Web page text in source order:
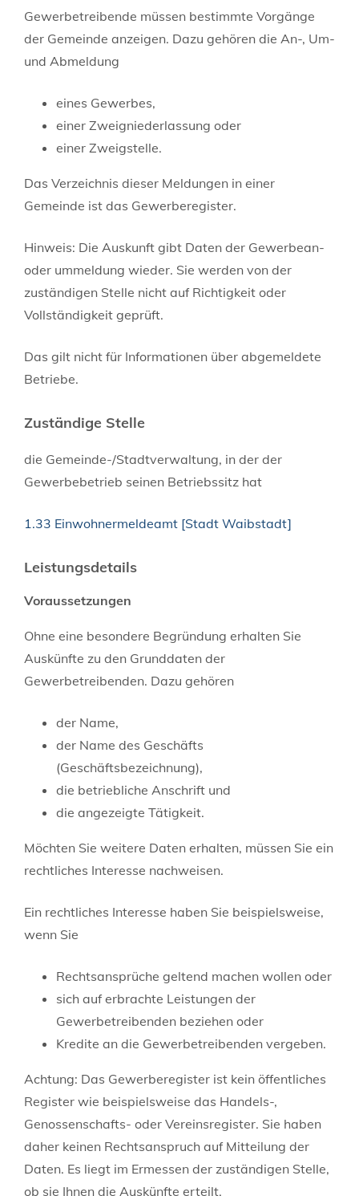
Gewerbetreibende müssen bestimmte Vorgänge
der Gemeinde anzeigen. Dazu gehören die An-, Um-
und Abmeldung
eines Gewerbes,
einer Zweigniederlassung oder
einer Zweigstelle.
Das Verzeichnis dieser Meldungen in einer
Gemeinde ist das Gewerberegister.
Hinweis: Die Auskunft gibt Daten der Gewerbean-
oder ummeldung wieder. Sie werden von der
zuständigen Stelle nicht auf Richtigkeit oder
Vollständigkeit geprüft.
Das gilt nicht für Informationen über abgemeldete
Betriebe.
Zuständige Stelle
die Gemeinde-/Stadtverwaltung, in der der
Gewerbebetrieb seinen Betriebssitz hat
1.33 Einwohnermeldeamt [Stadt Waibstadt]
Leistungsdetails
Voraussetzungen
Ohne eine besondere Begründung erhalten Sie
Auskünfte zu den Grunddaten der
Gewerbetreibenden. Dazu gehören
der Name,
der Name des Geschäfts
(Geschäftsbezeichnung),
die betriebliche Anschrift und
die angezeigte Tätigkeit.
Möchten Sie weitere Daten erhalten, müssen Sie ein
rechtliches Interesse nachweisen.
Ein rechtliches Interesse haben Sie beispielsweise,
wenn Sie
Rechtsansprüche geltend machen wollen oder
sich auf erbrachte Leistungen der
Gewerbetreibenden beziehen oder
Kredite an die Gewerbetreibenden vergeben.
Achtung: Das Gewerberegister ist kein öffentliches
Register wie beispielsweise das Handels-,
Genossenschafts- oder Vereinsregister. Sie haben
daher keinen Rechtsanspruch auf Mitteilung der
Daten. Es liegt im Ermessen der zuständigen Stelle,
ob sie Ihnen die Auskünfte erteilt.